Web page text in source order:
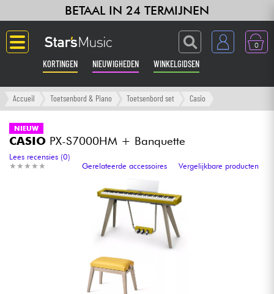
BETAAL IN 24 TERMIJNEN
0
KORTINGEN NIEUWIGHEDEN WINKELGIDSEN
Langue
Versterker & Effecten
Toetsenbord & Piano
Synths & samplers
Hoofdtelefoon
Accueil Toetsenbord & Piano Toetsenbord set Casio
NIEUW
CASIO PX-S7000HM + Banquette
★ ★ ★ ★ ★
★ ★ ★ ★ ★
Lees recensies (0)
Gerelateerde accessoires
Vergelijkbare producten